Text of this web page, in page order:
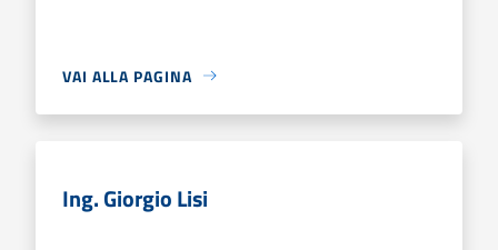
VAI ALLA PAGINA
Ing. Giorgio Lisi